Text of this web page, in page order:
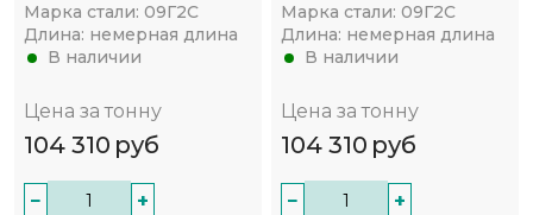
Марка стали: 09Г2С
Длина: немерная длина
В наличии
Цена за тонну
104 310 руб
− +
Марка стали: 09Г2С
Длина: немерная длина
В наличии
Цена за тонну
104 310 руб
− +